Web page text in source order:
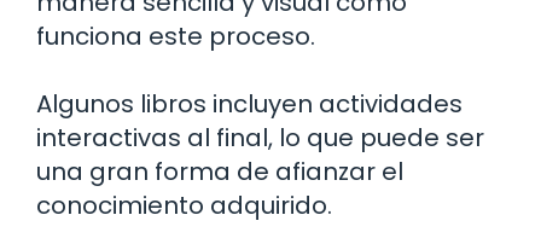
funciona este proceso.
Algunos libros incluyen actividades
interactivas al final, lo que puede ser
una gran forma de afianzar el
conocimiento adquirido.